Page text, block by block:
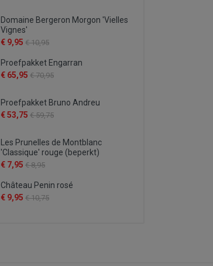
Domaine Bergeron Morgon 'Vielles
Vignes'
€ 9,95 € 10,95
Proefpakket Engarran
€ 65,95 € 70,95
Proefpakket Bruno Andreu
€ 53,75 € 59,75
Les Prunelles de Montblanc
'Classique' rouge (beperkt)
€ 7,95 € 8,95
Château Penin rosé
€ 9,95 € 10,75